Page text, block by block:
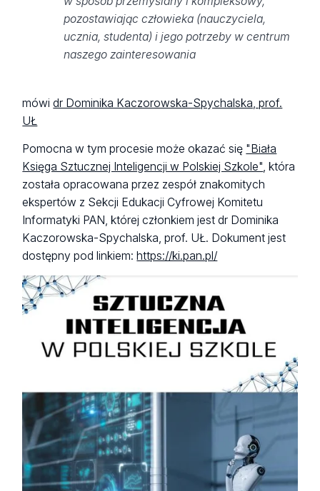
pozostawiając człowieka (nauczyciela,
ucznia, studenta) i jego potrzeby w centrum
naszego zainteresowania
mówidr Dominika Kaczorowska-Spychalska, prof.
UŁ
Pomocna w tym procesie może okazać się "Biała
Księga Sztucznej Inteligencji w Polskiej Szkole", która
została opracowana przez zespół znakomitych
ekspertów z Sekcji Edukacji Cyfrowej Komitetu
Informatyki PAN, której członkiem jest dr Dominika
Kaczorowska-Spychalska, prof. UŁ. Dokument jest
dostępny pod linkiem: https://ki.pan.pl/